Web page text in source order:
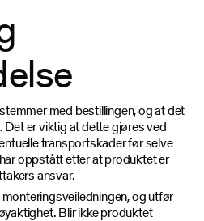
med bestillingen, og at det
. Det er viktig at dette gjøres ved
transportskader før selve
oppstått etter at produktet er
ansvar.
og utfør
Blir ikke produktet